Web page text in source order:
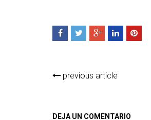
previous article
DEJA UN COMENTARIO